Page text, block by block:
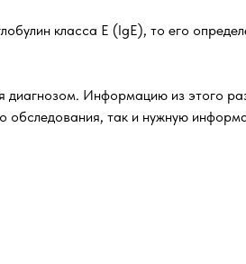
класса Е (IgE), то его
Информацию из этого
обследования, так и нужную